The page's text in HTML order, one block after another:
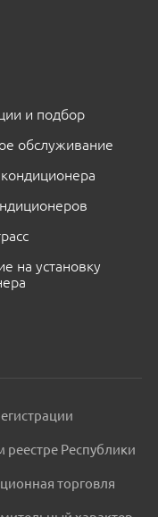
и подбор
обслуживание
на установку
Республики
торговля